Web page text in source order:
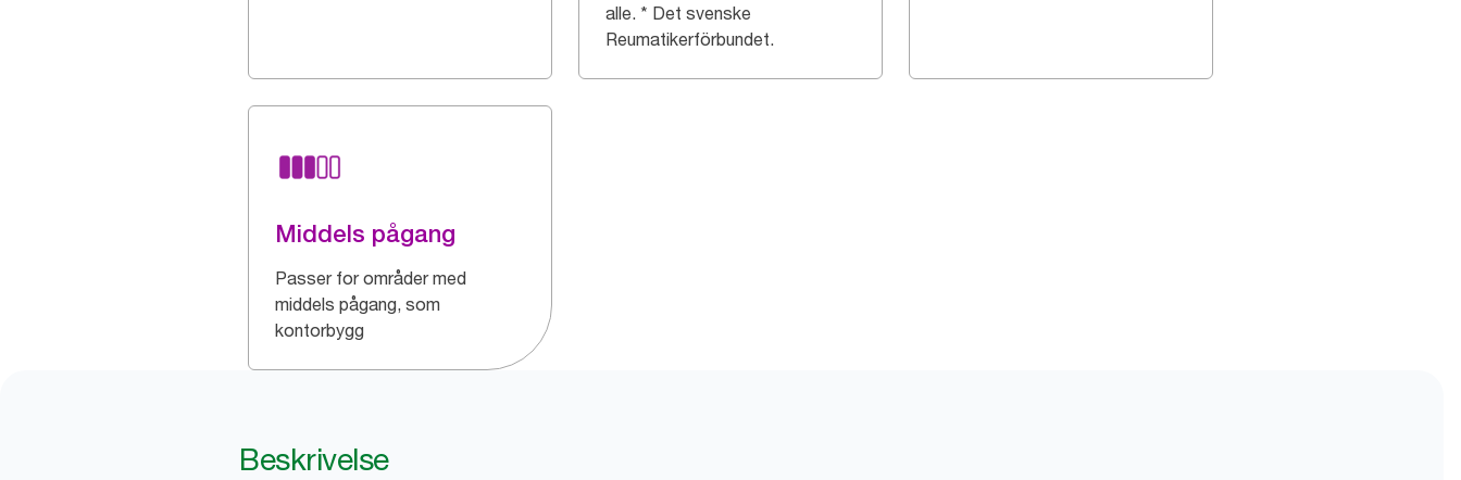
alle. * Det svenske
Reumatikerförbundet.
Middels pågang
Passer for områder med
middels pågang, som
kontorbygg
Beskrivelse